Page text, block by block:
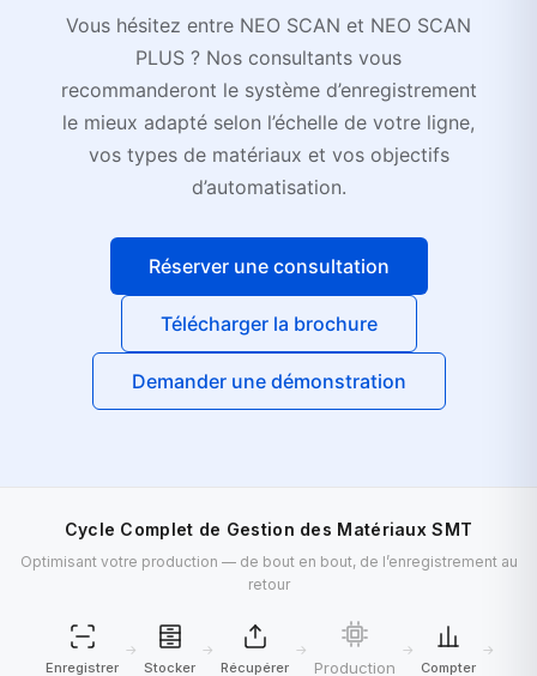
Vous hésitez entre NEO SCAN et NEO SCAN
PLUS ? Nos consultants vous
recommanderont le système d’enregistrement
le mieux adapté selon l’échelle de votre ligne,
vos types de matériaux et vos objectifs
d’automatisation.
Réserver une consultation
Télécharger la brochure
Demander une démonstration
Cycle Complet de Gestion des Matériaux SMT
Optimisant votre production — de bout en bout, de l’enregistrement au
retour
Enregistrer
→
Stocker
→
Récupérer
→
Production
→
Compter
→